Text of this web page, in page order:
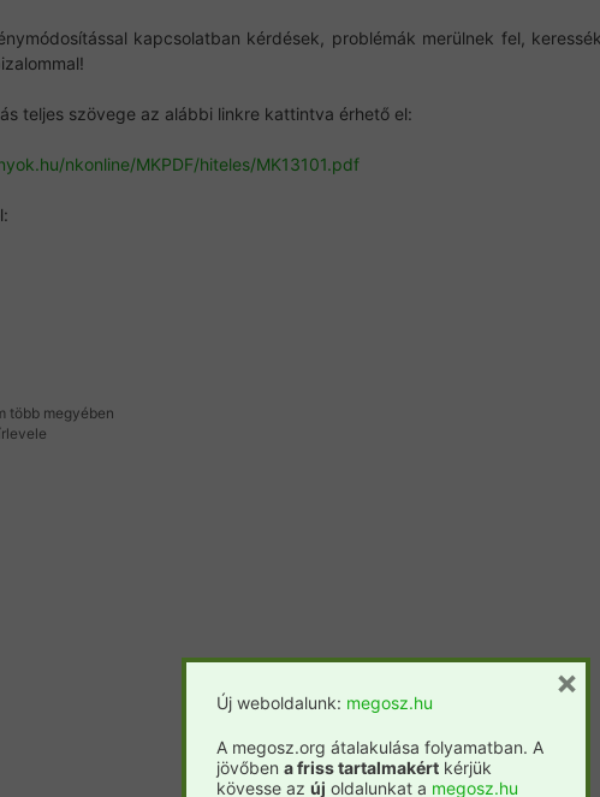
kapcsolatban kérdések, problémák merülnek fel, keressék
teljes szövege az alábbi linkre kattintva érhető el:
nkonline/MKPDF/hiteles/MK13101.pdf
több megyében
Új weboldalunk: megosz.hu
A megosz.org átalakulása folyamatban. A
jövőben a friss tartalmakért kérjük
kövesse az új oldalunkat a megosz.hu
×